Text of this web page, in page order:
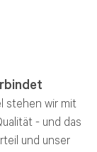
stehen wir mit
- und das
und unser